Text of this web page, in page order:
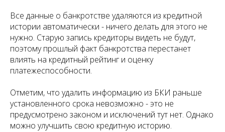
Все данные о банкротстве удаляются из кредитной
истории автоматически - ничего делать для этого не
нужно. Старую запись кредиторы видеть не будут,
поэтому прошлый факт банкротства перестанет
влиять на кредитный рейтинг и оценку
платежеспособности.
Отметим, что удалить информацию из БКИ раньше
установленного срока невозможно - это не
предусмотрено законом и исключений тут нет. Однако
можно улучшить свою кредитную историю.